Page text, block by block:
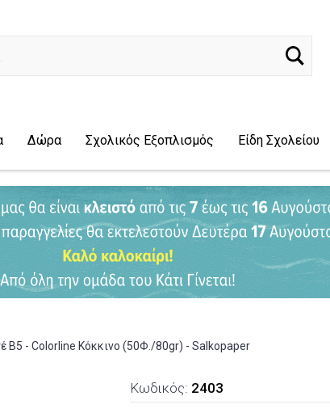
Δώρα Σχολικός Εξοπλισμός Είδη Σχολείου
Β5 - Colorline Κόκκινο (50Φ./80gr) - Salkopaper
Κωδικός: 2403